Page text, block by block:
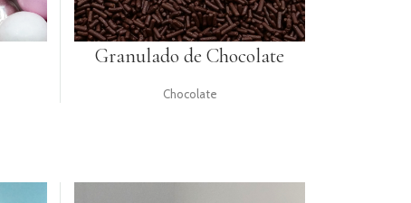
Granulado de Chocolate
Chocolate